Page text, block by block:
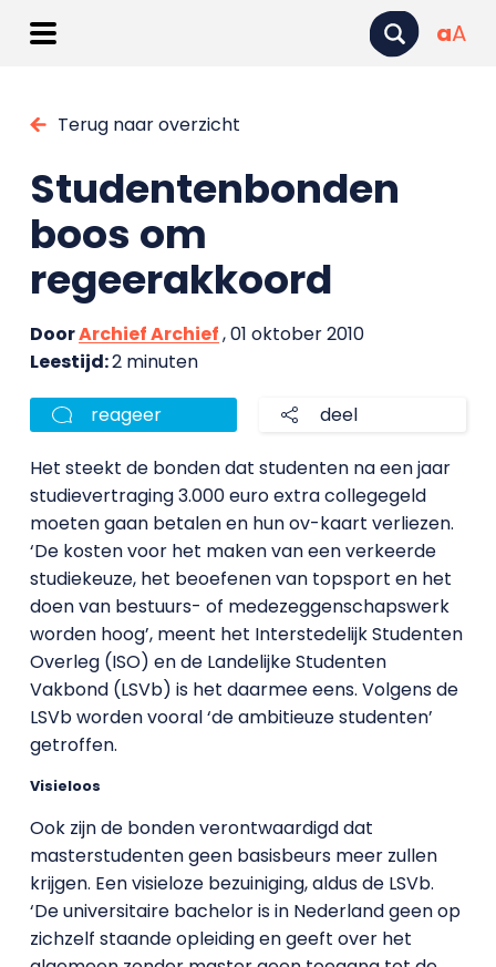
aA
Terug naar overzicht
Studentenbonden
boos om
regeerakkoord
DoorArchief Archief, 01 oktober 2010
Leestijd:2 minuten
reageer deel
Het steekt de bonden dat studenten na een jaar
studievertraging 3.000 euro extra collegegeld
moeten gaan betalen en hun ov-kaart verliezen.
‘De kosten voor het maken van een verkeerde
studiekeuze, het beoefenen van topsport en het
doen van bestuurs- of medezeggenschapswerk
worden hoog’, meent het Interstedelijk Studenten
Overleg (ISO) en de Landelijke Studenten
Vakbond (LSVb) is het daarmee eens. Volgens de
LSVb worden vooral ‘de ambitieuze studenten’
getroffen.
Visieloos
Ook zijn de bonden verontwaardigd dat
masterstudenten geen basisbeurs meer zullen
krijgen. Een visieloze bezuiniging, aldus de LSVb.
‘De universitaire bachelor is in Nederland geen op
zichzelf staande opleiding en geeft over het